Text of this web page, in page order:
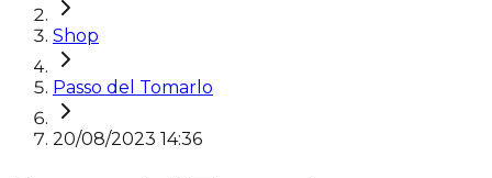
Shop
Passo del Tomarlo
20/08/2023 14:36